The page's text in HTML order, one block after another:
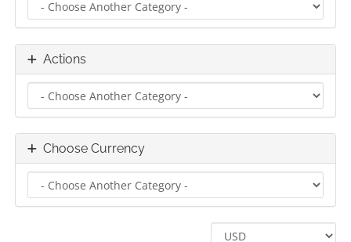
Actions
Choose Currency